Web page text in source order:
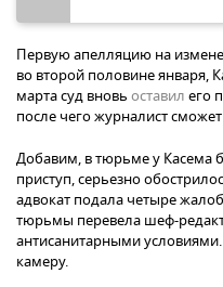
Первую апелляцию на
во второй половине января,
марта суд вновь оставил его
после чего журналист
Добавим, в тюрьме у Касема
приступ, серьезно
адвокат подала четыре
тюрьмы перевела шеф-
антисанитарными
камеру.